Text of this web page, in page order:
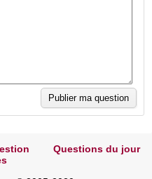
Questions du jour